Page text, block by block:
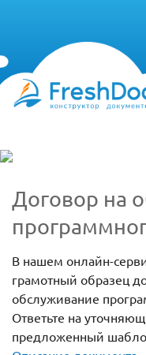
Договор на
В нашем онлайн-
грамотный образец
обслуживание
Ответьте на
предложенный